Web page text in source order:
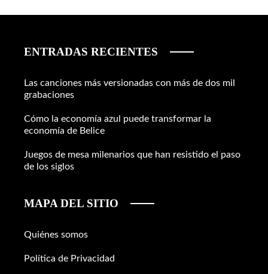
ENTRADAS RECIENTES
Las canciones más versionadas con más de dos mil
grabaciones
Cómo la economía azul puede transformar la
economía de Belice
Juegos de mesa milenarios que han resistido el paso
de los siglos
MAPA DEL SITIO
Quiénes somos
Política de Privacidad